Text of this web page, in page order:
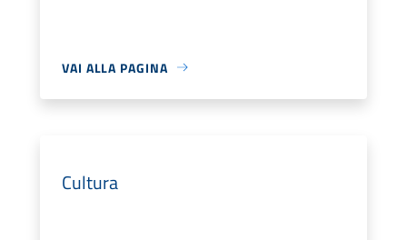
VAI ALLA PAGINA
Cultura